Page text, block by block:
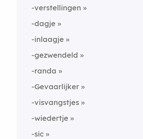
-verstellingen
-dagje
-inlaagje
-gezwendeld
-randa
-Gevaarlijker
-visvangstjes
-wiedertje
-sic